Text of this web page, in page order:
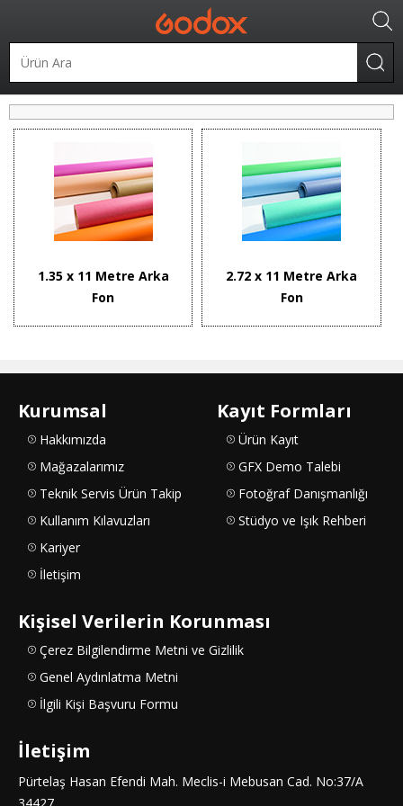
Fon Sistemleri Kağıt Fonlar
1.35 x 11 Metre Arka
Fon
2.72 x 11 Metre Arka
Fon
Kurumsal
Hakkımızda
Mağazalarımız
Teknik Servis Ürün Takip
Kullanım Kılavuzları
Kariyer
İletişim
Kayıt Formları
Ürün Kayıt
GFX Demo Talebi
Fotoğraf Danışmanlığı
Stüdyo ve Işık Rehberi
Kişisel Verilerin Korunması
Çerez Bilgilendirme Metni ve Gizlilik
Genel Aydınlatma Metni
İlgili Kişi Başvuru Formu
İletişim
Pürtelaş Hasan Efendi Mah. Meclis-i Mebusan Cad. No:37/A